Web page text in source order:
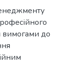
вимогами до